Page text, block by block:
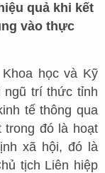
quả khi kết
vào thực
học và Kỹ
ngũ trí thức tỉnh
tế thông qua
trong đó là hoạt
xã hội, đó là
tịch Liên hiệp